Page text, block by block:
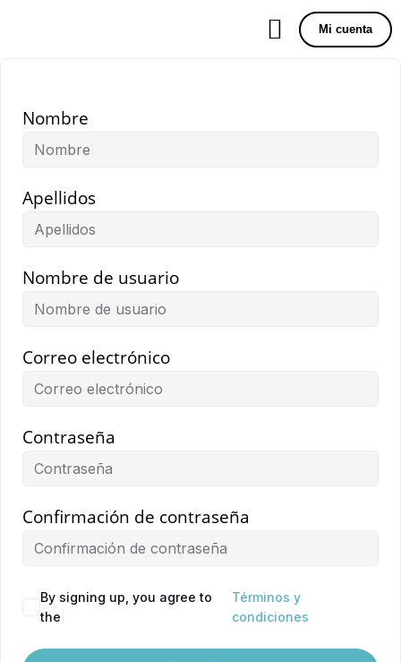
Mi cuenta
Nombre
Apellidos
Nombre de usuario
Correo electrónico
Contraseña
Confirmación de contraseña
By signing up, you agree to
the
Términos y
condiciones